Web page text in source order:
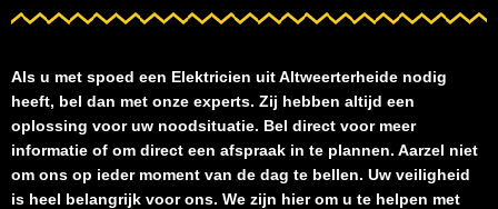
Als u met spoed een Elektricien uit Altweerterheide nodig
heeft, bel dan met onze experts. Zij hebben altijd een
oplossing voor uw noodsituatie. Bel direct voor meer
informatie of om direct een afspraak in te plannen. Aarzel niet
om ons op ieder moment van de dag te bellen. Uw veiligheid
is heel belangrijk voor ons. We zijn hier om u te helpen met